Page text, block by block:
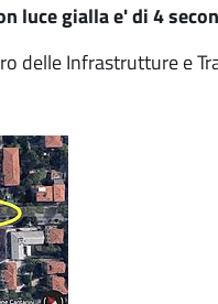
luce gialla e' di 4
delle Infrastrutture e